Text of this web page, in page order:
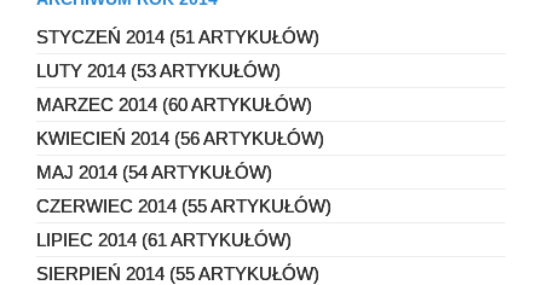
STYCZEŃ 2014 (51 ARTYKUŁÓW)
LUTY 2014 (53 ARTYKUŁÓW)
MARZEC 2014 (60 ARTYKUŁÓW)
KWIECIEŃ 2014 (56 ARTYKUŁÓW)
MAJ 2014 (54 ARTYKUŁÓW)
CZERWIEC 2014 (55 ARTYKUŁÓW)
LIPIEC 2014 (61 ARTYKUŁÓW)
SIERPIEŃ 2014 (55 ARTYKUŁÓW)